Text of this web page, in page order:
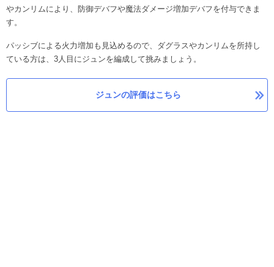
やカンリムにより、防御デバフや魔法ダメージ増加デバフを付与できま
す。
パッシブによる火力増加も見込めるので、ダグラスやカンリムを所持し
ている方は、3人目にジュンを編成して挑みましょう。
ジュンの評価はこちら